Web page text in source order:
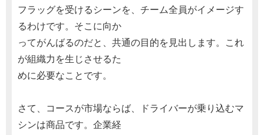
フラッグを受けるシーンを、チーム全員がイメージす
るわけです。そこに向か
ってがんばるのだと、共通の目的を見出します。これ
が組織力を生じさせるた
めに必要なことです。
さて、コースが市場ならば、ドライバーが乗り込むマ
シンは商品です。企業経